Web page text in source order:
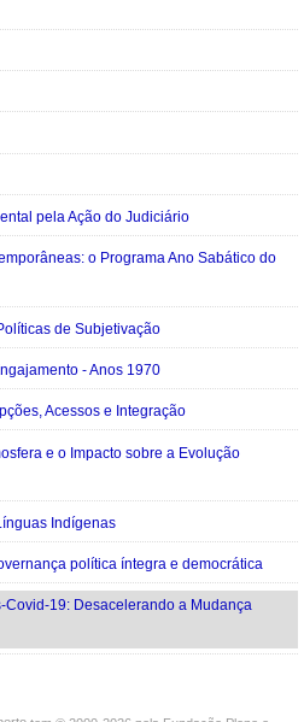
pela Ação do Judiciário
o Programa Ano Sabático do
de Subjetivação
- Anos 1970
Acessos e Integração
e o Impacto sobre a Evolução
Indígenas
política íntegra e democrática
Covid-19: Desacelerando a Mudança